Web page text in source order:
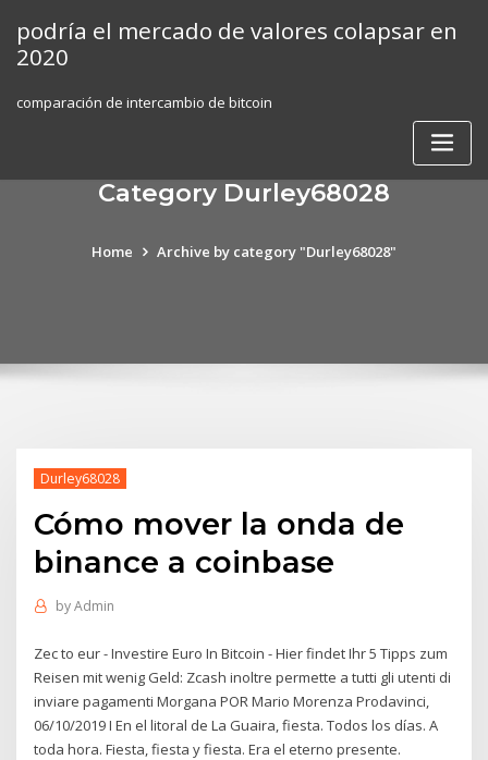
content
podría el mercado de valores colapsar en
2020
comparación de intercambio de bitcoin
Category Durley68028
Home Archive by category "Durley68028"
Durley68028
Cómo mover la onda de
binance a coinbase
byAdmin
Zec to eur - Investire Euro In Bitcoin - Hier findet Ihr 5 Tipps zum
Reisen mit wenig Geld: Zcash inoltre permette a tutti gli utenti di
inviare pagamenti Morgana POR Mario Morenza Prodavinci,
06/10/2019 I En el litoral de La Guaira, fiesta. Todos los días. A
toda hora. Fiesta, fiesta y fiesta. Era el eterno presente.